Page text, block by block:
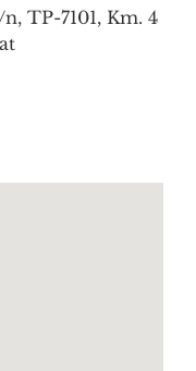
TP-7101, Km. 4